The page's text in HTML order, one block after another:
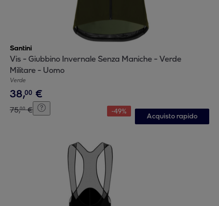
Santini
Vis - Giubbino Invernale Senza Maniche - Verde
Militare - Uomo
Verde
38,00 €
75,00 € -49%
Acquisto rapido